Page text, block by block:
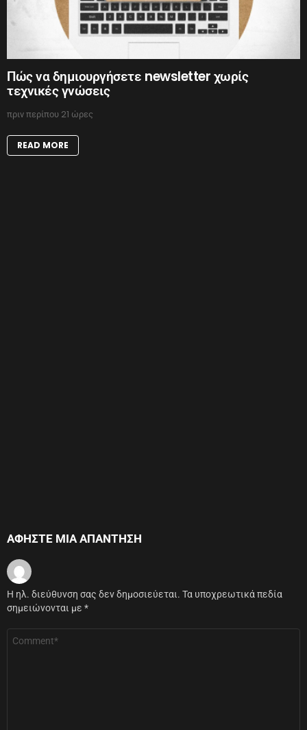
Πώς να δημιουργήσετε newsletter χωρίς
τεχνικές γνώσεις
πριν περίπου 21 ώρες
READ MORE
ΑΦΉΣΤΕ ΜΙΑ ΑΠΆΝΤΗΣΗ
Η ηλ. διεύθυνση σας δεν δημοσιεύεται. Τα υποχρεωτικά πεδία
σημειώνονται με *
Σχόλιο